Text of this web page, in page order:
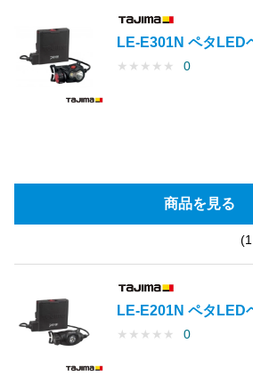
LE-E301N ペタLED
★ ★ ★ ★ ★ 0
商品を見る
LE-E201N ペタLED
★ ★ ★ ★ ★ 0